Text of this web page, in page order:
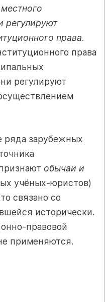
регулируют
права.
права
регулируют
ряда зарубежных
обычаи и
учёных-юристов)
связано со
исторически.
правовой
применяются.